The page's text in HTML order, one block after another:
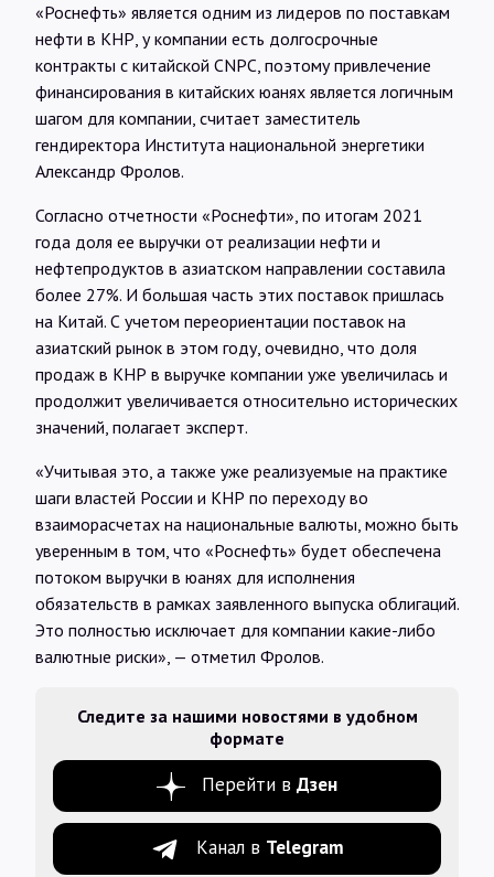
«Роснефть» является одним из лидеров по поставкам
нефти в КНР, у компании есть долгосрочные
контракты с китайской CNPC, поэтому привлечение
финансирования в китайских юанях является логичным
шагом для компании, считает заместитель
гендиректора Института национальной энергетики
Александр Фролов.
Согласно отчетности «Роснефти», по итогам 2021
года доля ее выручки от реализации нефти и
нефтепродуктов в азиатском направлении составила
более 27%. И большая часть этих поставок пришлась
на Китай. С учетом переориентации поставок на
азиатский рынок в этом году, очевидно, что доля
продаж в КНР в выручке компании уже увеличилась и
продолжит увеличивается относительно исторических
значений, полагает эксперт.
«Учитывая это, а также уже реализуемые на практике
шаги властей России и КНР по переходу во
взаиморасчетах на национальные валюты, можно быть
уверенным в том, что «Роснефть» будет обеспечена
потоком выручки в юанях для исполнения
обязательств в рамках заявленного выпуска облигаций.
Это полностью исключает для компании какие-либо
валютные риски», — отметил Фролов.
Следите за нашими новостями в удобном
формате
Перейти в Дзен
Канал в Telegram